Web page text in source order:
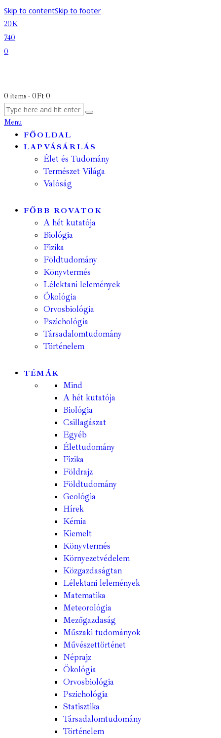
Skip to contentSkip to footer
20K
740
0
0 items - 0Ft 0
Menu
FŐOLDAL
LAPVÁSÁRLÁS
Élet és Tudomány
Természet Világa
Valóság
FŐBB ROVATOK
A hét kutatója
Biológia
Fizika
Földtudomány
Könyvtermés
Lélektani lelemények
Ökológia
Orvosbiológia
Pszichológia
Társadalomtudomány
Történelem
TÉMÁK
Mind
A hét kutatója
Biológia
Csillagászat
Egyéb
Élettudomány
Fizika
Földrajz
Földtudomány
Geológia
Hírek
Kémia
Kiemelt
Könyvtermés
Környezetvédelem
Közgazdaságtan
Lélektani lelemények
Matematika
Meteorológia
Mezőgazdaság
Műszaki tudományok
Művészettörténet
Néprajz
Ökológia
Orvosbiológia
Pszichológia
Statisztika
Társadalomtudomány
Történelem